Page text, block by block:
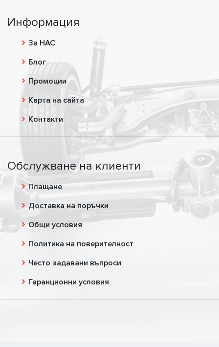
Информация
За НАС
Блог
Промоции
Карта на сайта
Контакти
Обслужване на клиенти
Плащане
Доставка на поръчки
Общи условия
Политика на поверителност
Често задавани въпроси
Гаранционни условия